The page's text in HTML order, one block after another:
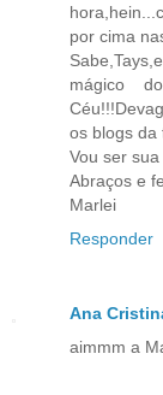
por cima
mágico
os blogs da
Vou ser
Abraços e
Marlei
Responder
Ana
aimmm a